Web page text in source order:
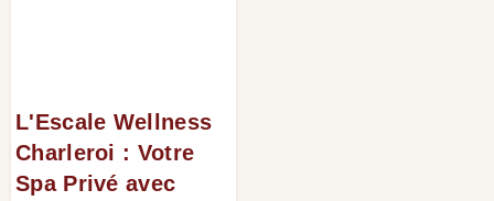
L'Escale Wellness
Charleroi : Votre
Spa Privé avec